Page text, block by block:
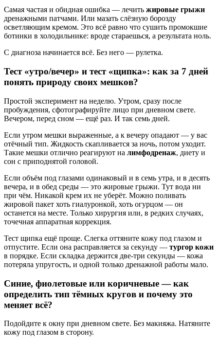
Самая частая и обидная ошибка — лечить жировые грыжи
дренажными патчами. Или мазать слёзную борозду
осветляющим кремом. Это всё равно что сушить промокшие
ботинки в холодильнике: вроде стараешься, а результата ноль.
С диагноза начинается всё. Без него — рулетка.
Тест «утро/вечер» и тест «щипка»: как за 7 дней
понять природу своих мешков?
Простой эксперимент на неделю. Утром, сразу после
пробуждения, сфотографируйте лицо при дневном свете.
Вечером, перед сном — ещё раз. И так семь дней.
Если утром мешки выраженные, а к вечеру опадают — у вас
отёчный тип. Жидкость скапливается за ночь, потом уходит.
Такие мешки отлично реагируют на лимфодренаж, диету и
сон с приподнятой головой.
Если объём под глазами одинаковый и в семь утра, и в десять
вечера, и в обед среды — это жировые грыжи. Тут вода ни
при чём. Никакой крем их не уберёт. Можно поливать
жировой пакет хоть гиалуронкой, хоть огурцом — он
останется на месте. Только хирургия или, в редких случаях,
точечная аппаратная коррекция.
Тест щипка ещё проще. Слегка оттяните кожу под глазом и
отпустите. Если она расправляется за секунду — тургор кожи
в порядке. Если складка держится две-три секунды — кожа
потеряла упругость, и одной только дренажной работы мало.
Синие, фиолетовые или коричневые — как
определить тип тёмных кругов и почему это
меняет всё?
Подойдите к окну при дневном свете. Без макияжа. Натяните
кожу под глазом в сторону.